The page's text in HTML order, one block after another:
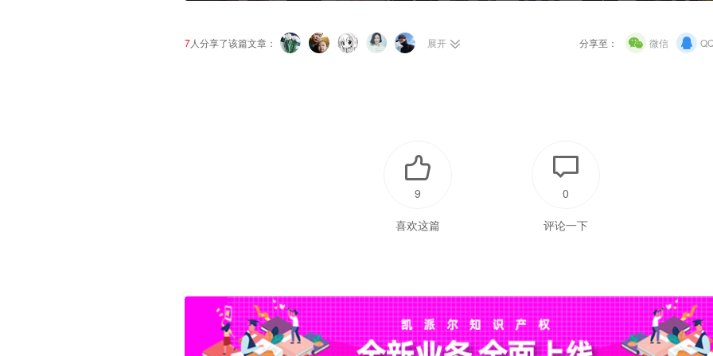
7人分享了该篇文章： 展开 分享至： 微信
喜欢这篇
9
评论一下
0